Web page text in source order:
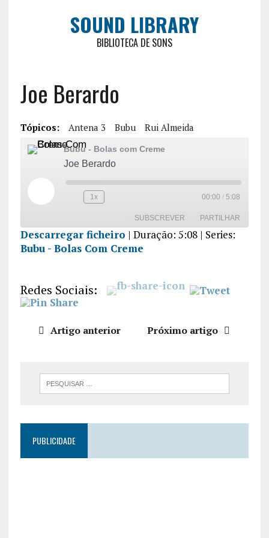
SOUND LIBRARY
BIBLIOTECA DE SONS
Joe Berardo
Tópicos: Antena 3 Bubu Rui Almeida
Bubu - Bolas com Creme
Joe Berardo
1x 00:00 / 5:08
SUBSCREVER PARTILHAR
PARTILHA
INCORPO
RAR
Descarregar ficheiro | Duração: 5:08| Series:
Bubu - Bolas Com Creme
Redes Sociais:
Artigo anterior Próximo artigo
PUBLICIDADE